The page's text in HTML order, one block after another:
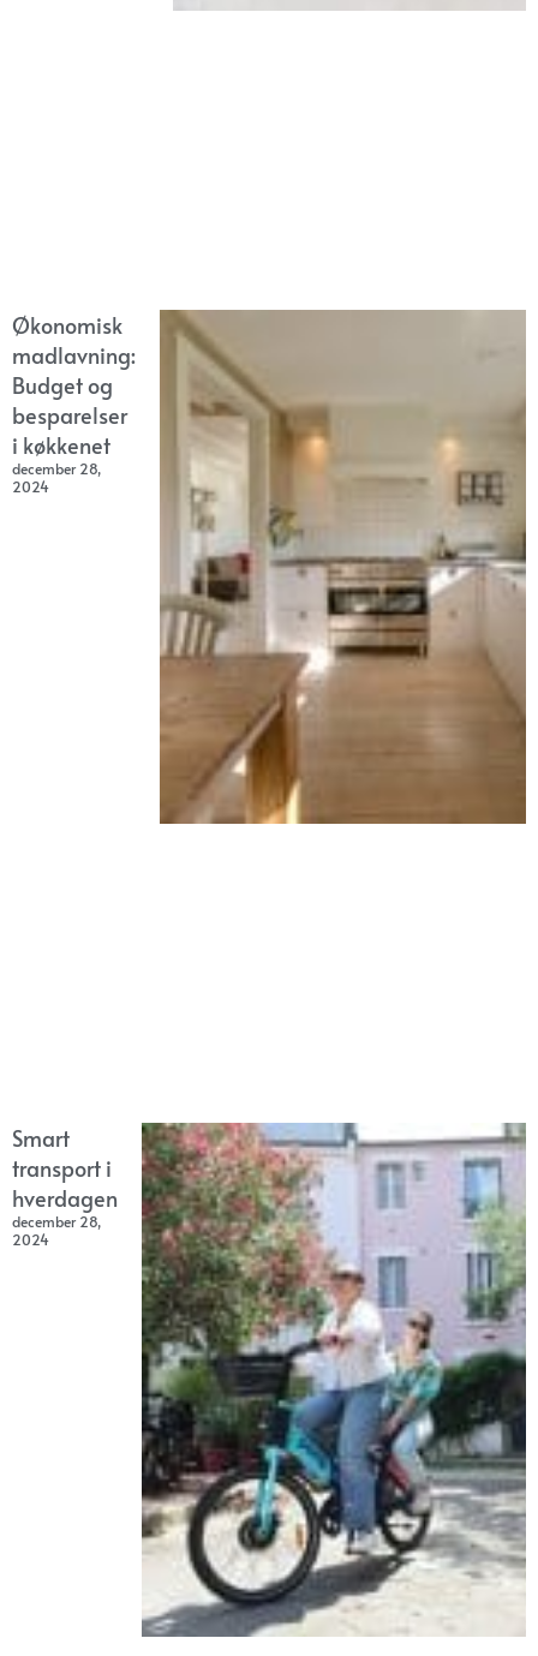
Økonomisk
madlavning:
Budget og
besparelser
i køkkenet
december 28,
2024
Smart
transport i
hverdagen
december 28,
2024